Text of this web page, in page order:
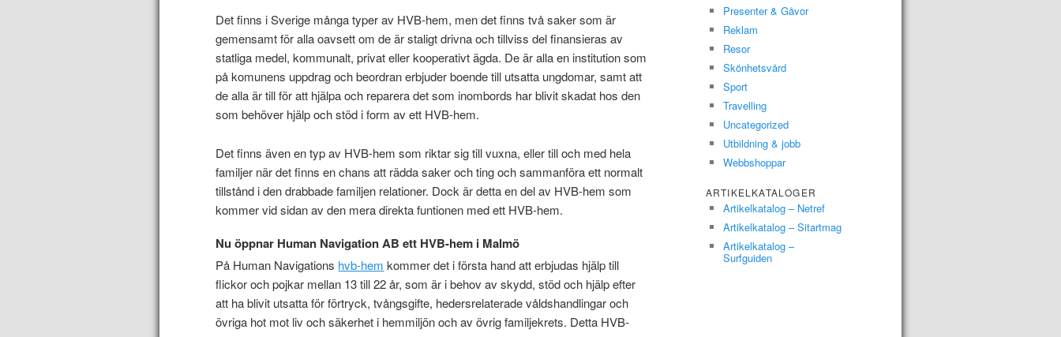
Det finns i Sverige många typer av HVB-hem, men det finns två saker som är
gemensamt för alla oavsett om de är staligt drivna och tillviss del finansieras av
statliga medel, kommunalt, privat eller kooperativt ägda. De är alla en institution som
på komunens uppdrag och beordran erbjuder boende till utsatta ungdomar, samt att
de alla är till för att hjälpa och reparera det som inombords har blivit skadat hos den
som behöver hjälp och stöd i form av ett HVB-hem.
Det finns även en typ av HVB-hem som riktar sig till vuxna, eller till och med hela
familjer när det finns en chans att rädda saker och ting och sammanföra ett normalt
tillstånd i den drabbade familjen relationer. Dock är detta en del av HVB-hem som
kommer vid sidan av den mera direkta funtionen med ett HVB-hem.
Nu öppnar Human Navigation AB ett HVB-hem i Malmö
På Human Navigations hvb-hem kommer det i första hand att erbjudas hjälp till
flickor och pojkar mellan 13 till 22 år, som är i behov av skydd, stöd och hjälp efter
att ha blivit utsatta för förtryck, tvångsgifte, hedersrelaterade våldshandlingar och
övriga hot mot liv och säkerhet i hemmiljön och av övrig familjekrets. Detta HVB-
Presenter & Gåvor
Reklam
Resor
Skönhetsvård
Sport
Travelling
Uncategorized
Utbildning & jobb
Webbshoppar
ARTIKELKATALOGER
Artikelkatalog – Netref
Artikelkatalog – Sitartmag
Artikelkatalog –
Surfguiden